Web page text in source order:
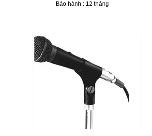
Bảo hành : 12 tháng